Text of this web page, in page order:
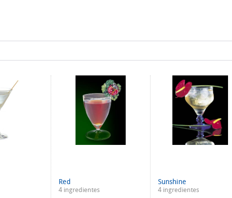
Red
4 ingredientes
Sunshine
4 ingredientes